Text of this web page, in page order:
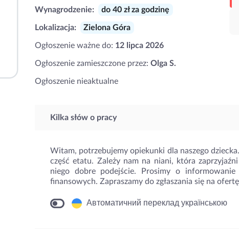
Wynagrodzenie: do 40 zł za godzinę
Lokalizacja: Zielona Góra
Ogłoszenie ważne do: 12 lipca 2026
Ogłoszenie zamieszczone przez: Olga S.
Ogłoszenie nieaktualne
Kilka słów o pracy
Witam, potrzebujemy opiekunki dla naszego
część etatu. Zależy nam na niani, która
niego dobre podejście. Prosimy o
finansowych. Zapraszamy do zgłaszania się na
Автоматичний переклад українською